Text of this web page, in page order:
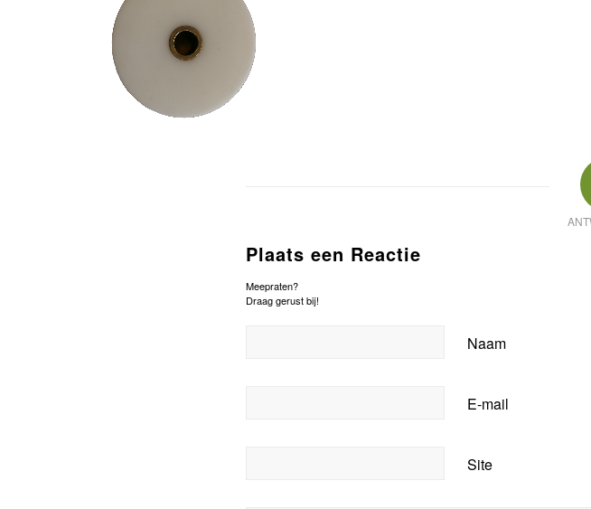
Plaats een Reactie
Meepraten?
Draag gerust bij!
Naam
E-mail
Site